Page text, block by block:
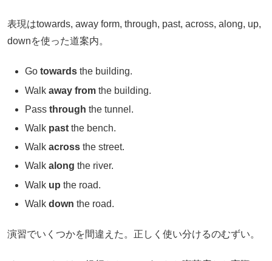
表現はtowards, away form, through, past, across, along, up,
downを使った道案内。
Gotowards the building.
Walkaway from the building.
Passthrough the tunnel.
Walk past the bench.
Walkacross the street.
Walkalong the river.
Walk up the road.
Walkdown the road.
演習でいくつかを間違えた。正しく使い分けるのむずい。